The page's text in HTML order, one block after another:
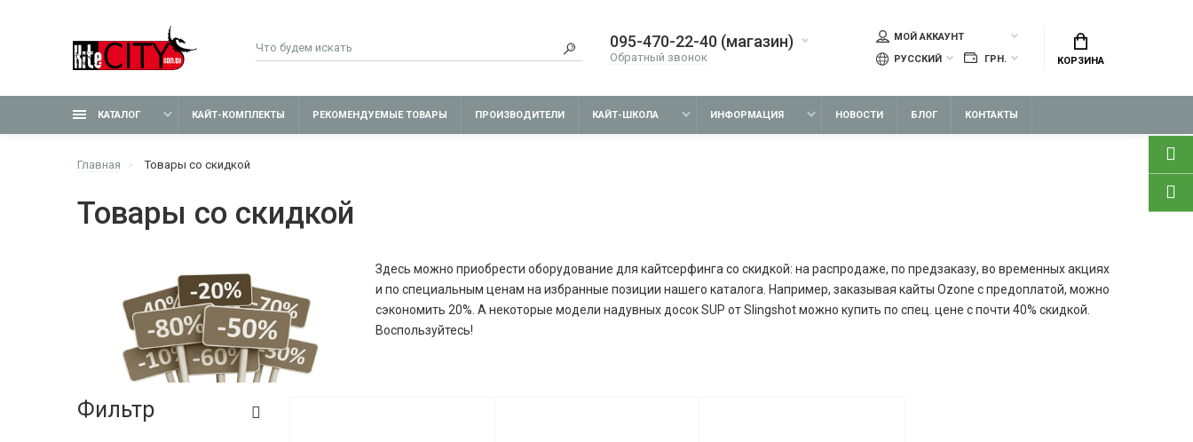
095-470-22-40 (магазин)
Обратный звонок
МОЙ АККАУНТ
РУССКИЙ
ГРН. КОРЗИНА
КАТАЛОГ КАЙТ-КОМПЛЕКТЫ РЕКОМЕНДУЕМЫЕ ТОВАРЫ ПРОИЗВОДИТЕЛИ КАЙТ-ШКОЛА ИНФОРМАЦИЯ НОВОСТИ БЛОГ КОНТАКТЫ
Главная Товары со скидкой
Товары со скидкой
Здесь можно приобрести оборудование для кайтсерфинга со скидкой: на распродаже, по предзаказу, во временных акциях
и по специальным ценам на избранные позиции нашего каталога. Например, заказывая кайты Ozone с предоплатой, можно
сэкономить 20%. А некоторые модели надувных досок SUP от Slingshot можно купить по спец. цене с почти 40% скидкой.
Воспользуйтесь!
Фильтр